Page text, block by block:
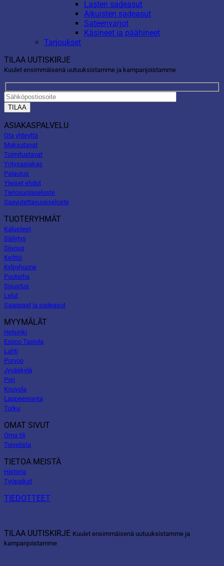
Lasten sadeasut
Aikuisten sadeasut
Sateenvarjot
Käsineet ja päähineet
Tarjoukset
TILAA UUTISKIRJE
Kuulet ensimmäisenä uutuuksistamme ja kampanjoistamme
ASIAKASPALVELU
Ota yhteyttä
Maksutavat
Toimitustavat
Yritysasiakas
Palautus
Yleiset ehdot
Tietosuojaseloste
Saavutettavuusseloste
TUOTERYHMÄT
Kalusteet
Säilytys
Siivous
Keittiö
Kylpyhuone
Puutarha
Sisustus
Lelut
Saappaat ja sadeasut
MYYMÄLÄT
Helsinki
Espoo Tapiola
Lahti
Porvoo
Jyväskylä
Pori
Kouvola
Lappeenranta
Turku
OMAT SIVUT
Oma tili
Toivelista
TIETOA MEISTÄ
Historia
Työpaikat
TIEDOTTEET
TILAA UUTISKIRJE Kuulet ensimmäisenä uutuuksistamme ja
kampanjoistamme